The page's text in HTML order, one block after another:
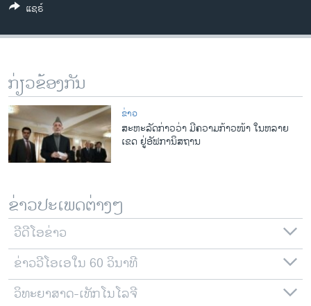
ທຸລະກິດ
ພາສາອັງກິດ
ສຽງ
ລາຍການກະຈາຍສຽງ
ລາຍງານ
ຕິດຕາມພວກເຮົາ ທີ່
ພາສາຕ່າງໆ
ແຊຣ໌
ກ່ຽວຂ້ອງກັນ
ຂ່າວ
ສະຫະລັດກ່າວວ່າ ມີຄວາມກ້າວໜ້າ ໃນຫລາຍ
ເຂດ ຢູ່ອັຟການິສຖານ
ຂ່າວປະເພດຕ່າງໆ
ວີດີໂອຂ່າວ
ຂ່າວວີໂອເອໃນ 60 ວິນາທີ
ວິທະຍາສາດ-ເທັກໂນໂລຈີ